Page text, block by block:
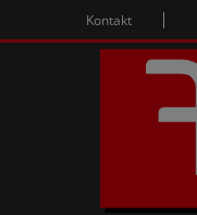
Kontakt